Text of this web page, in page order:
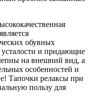
обувных
усталости и придающие
на внешний вид, а
особенностей и
Тапочки релаксы при
пользу для